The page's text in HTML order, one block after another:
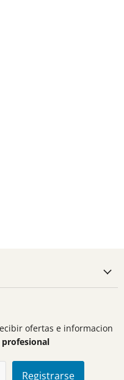
ofertas e informacion
profesional
Registrarse